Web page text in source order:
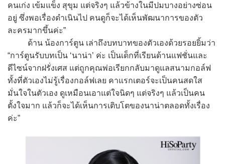
คนเก่ง เข้มแข็ง สุขุม แต่จริงๆ แล้วข้างในมีปมบางอย่างซ่อน
อยู่ ซึ่งพอเรื่องดำเนินไป คนดูก็จะได้เห็นพัฒนาการของตัว
ละครมากขึ้นค่ะ”
ด้าน น้องการ์ตูน เล่าถึงบทบาทของตัวเองด้วยรอยยิ้มว่า
“การ์ตูนรับบทเป็น ‘นาน่า’ ค่ะ เป็นเด็กที่เรียนด้านแฟชั่นและ
ดีไซน์จากฝรั่งเศส แต่ถูกคุณพ่อเรียกกลับมาดูแลสนามกอล์ฟ
ทั้งที่ตัวเองไม่รู้เรื่องกอล์ฟเลย คาแรกเตอร์จะเป็นคนสดใส
มั่นใจในตัวเอง ดูเหมือนเอาแต่ใจนิดๆ แต่จริงๆ แล้วเป็นคน
ตั้งใจมาก แล้วก็จะได้เห็นการเติบโตของนาน่าตลอดทั้งเรื่อง
ค่ะ”